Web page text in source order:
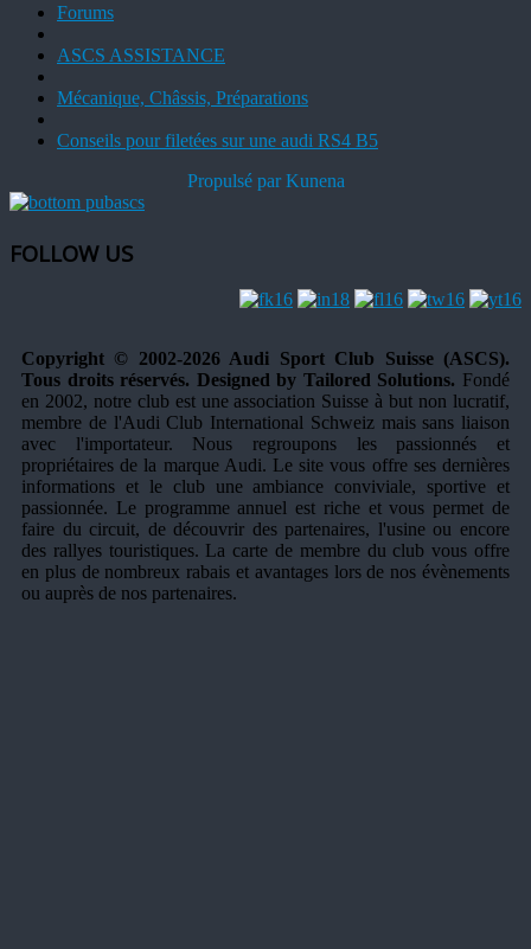
Forums
ASCS ASSISTANCE
Mécanique, Châssis, Préparations
Conseils pour filetées sur une audi RS4 B5
Propulsé parKunena
FOLLOW US
Copyright © 2002-2026 Audi Sport Club Suisse (ASCS).
Tous droits réservés. Designed by Tailored Solutions. Fondé
en 2002, notre club est une association Suisse à but non lucratif,
membre de l'Audi Club International Schweiz mais sans liaison
avec l'importateur. Nous regroupons les passionnés et
propriétaires de la marque Audi. Le site vous offre ses dernières
informations et le club une ambiance conviviale, sportive et
passionnée. Le programme annuel est riche et vous permet de
faire du circuit, de découvrir des partenaires, l'usine ou encore
des rallyes touristiques. La carte de membre du club vous offre
en plus de nombreux rabais et avantages lors de nos évènements
ou auprès de nos partenaires.